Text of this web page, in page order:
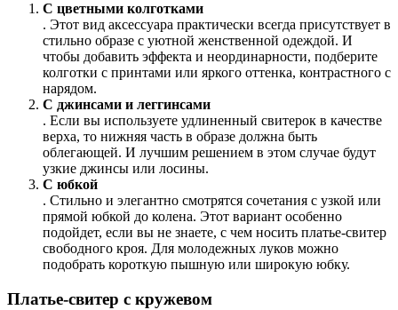
С цветными колготками
. Этот вид аксессуара практически всегда присутствует в
стильно образе с уютной женственной одеждой. И
чтобы добавить эффекта и неординарности, подберите
колготки с принтами или яркого оттенка, контрастного с
нарядом.
С джинсами и леггинсами
. Если вы используете удлиненный свитерок в качестве
верха, то нижняя часть в образе должна быть
облегающей. И лучшим решением в этом случае будут
узкие джинсы или лосины.
С юбкой
. Стильно и элегантно смотрятся сочетания с узкой или
прямой юбкой до колена. Этот вариант особенно
подойдет, если вы не знаете, с чем носить платье-свитер
свободного кроя. Для молодежных луков можно
подобрать короткую пышную или широкую юбку.
Платье-свитер с кружевом